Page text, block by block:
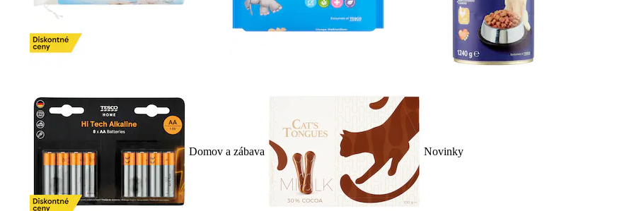
Domov a zábava Novinky